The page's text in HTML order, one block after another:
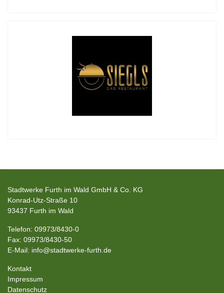
Stadtwerke Furth im Wald GmbH & Co. KG
Konrad-Utz-Straße 10
93437 Furth im Wald
Telefon: 09973/8430-0
Fax: 09973/8430-50
E-Mail: info@stadtwerke-furth.de
Kontakt
Impressum
Datenschutz